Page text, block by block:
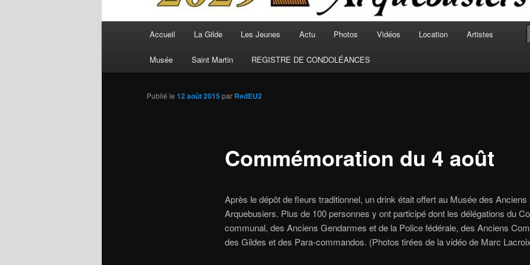
Accueil La Gilde Les Jeunes Actu Photos Vidéos Location Artistes
Musée Saint Martin REGISTRE DE CONDOLÉANCES
Commémoration du 4 août
Publié le 12 août 2015 par RedEU2
Après le dépôt de fleurs traditionnel, un drink était offert au Musée des Anciens
Arquebusiers. Plus de 100 personnes y ont participé dont les délégations du
communal, des Anciens Gendarmes et de la Police fédérale, des Anciens
des Gildes et des Para-commandos. (Photos tirées de la vidéo de Marc